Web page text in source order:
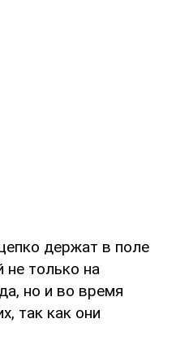
держат в поле
не только на
но и во время
так как они